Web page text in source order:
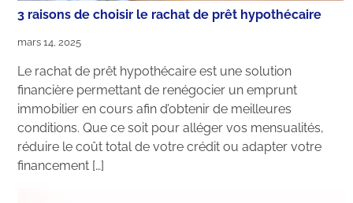
3 raisons de choisir le rachat de prêt hypothécaire
mars 14, 2025
Le rachat de prêt hypothécaire est une solution
financière permettant de renégocier un emprunt
immobilier en cours afin d’obtenir de meilleures
conditions. Que ce soit pour alléger vos mensualités,
réduire le coût total de votre crédit ou adapter votre
financement […]